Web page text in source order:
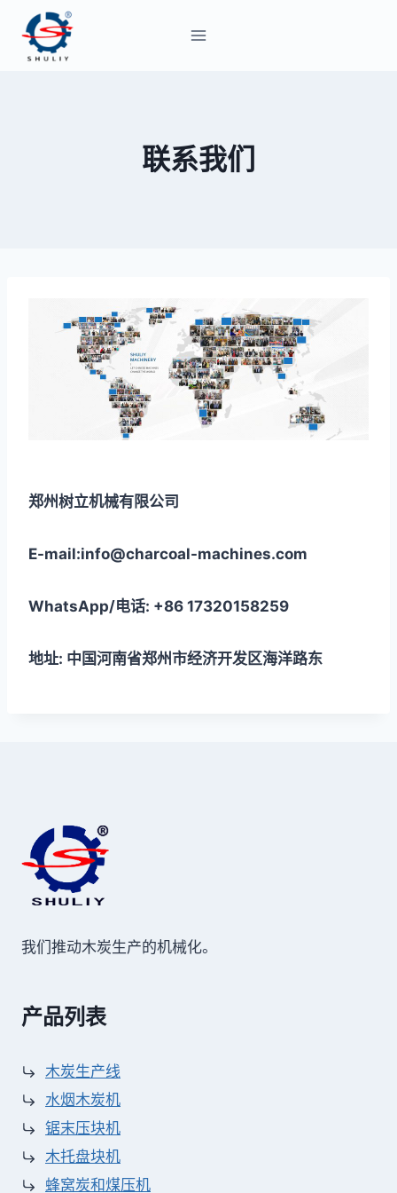
联系我们
郑州树立机械有限公司
E-mail:info@charcoal-machines.com
WhatsApp/电话: +86 17320158259
地址: 中国河南省郑州市经济开发区海洋路东
我们推动木炭生产的机械化。
产品列表
木炭生产线
水烟木炭机
锯末压块机
木托盘块机
蜂窝炭和煤压机